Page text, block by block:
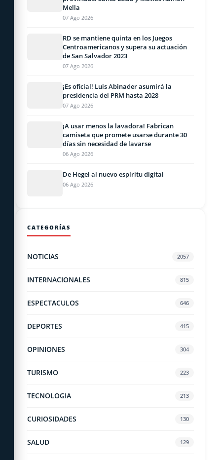
Mella
07 Ago 2026
RD se mantiene quinta en los Juegos
Centroamericanos y supera su actuación
de San Salvador 2023
07 Ago 2026
¡Es oficial! Luis Abinader asumirá la
presidencia del PRM hasta 2028
07 Ago 2026
¡A usar menos la lavadora! Fabrican
camiseta que promete usarse durante 30
días sin necesidad de lavarse
06 Ago 2026
De Hegel al nuevo espíritu digital
06 Ago 2026
CATEGORÍAS
NOTICIAS 2057
INTERNACIONALES 815
ESPECTACULOS 646
DEPORTES 415
OPINIONES 304
TURISMO 223
TECNOLOGIA 213
CURIOSIDADES 130
SALUD 129